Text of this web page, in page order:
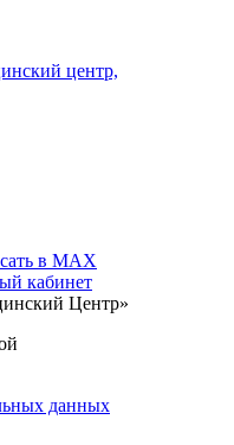
в MAX
кабинет
Центр»
данных